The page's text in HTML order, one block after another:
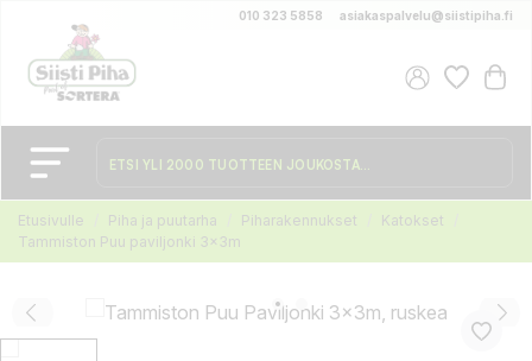
010 323 5858 asiakaspalvelu@siistipiha.fi
Etusivulle Piha ja puutarha Piharakennukset
Katokset
Tammiston Puu paviljonki 3x3m